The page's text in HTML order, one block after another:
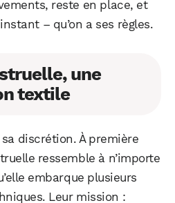
reste en place, et
– qu’on a ses règles.
une
textile
discrétion. À première
ressemble à n’importe
embarque plusieurs
Leur mission :